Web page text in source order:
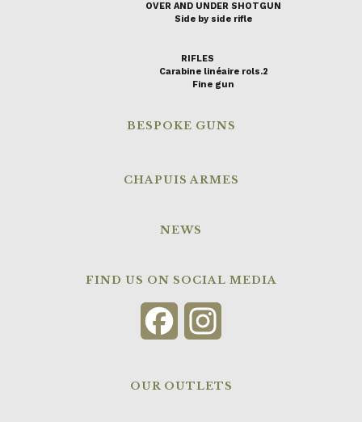
OVER AND UNDER SHOTGUN
Side by side rifle
RIFLES
Carabine linéaire rols.2
Fine gun
BESPOKE GUNS
CHAPUIS ARMES
NEWS
FIND US ON SOCIAL MEDIA
Facebook
OUR OUTLETS